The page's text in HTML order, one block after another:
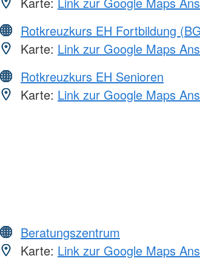
Rotkreuzkurs EH Fortbildung
Karte: Link zur Google Maps
Rotkreuzkurs EH Senioren
Karte: Link zur Google Maps
Beratungszentrum
Karte: Link zur Google Maps